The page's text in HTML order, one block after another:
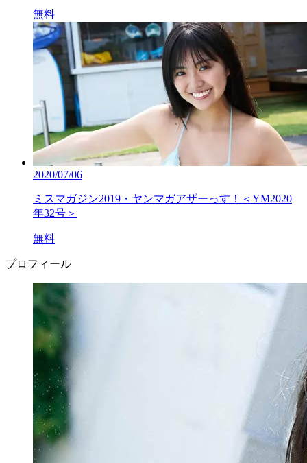
無料
2020/07/06
ミスマガジン2019・ヤンマガアザーっす！＜YM2020
年32号＞
無料
プロフィール